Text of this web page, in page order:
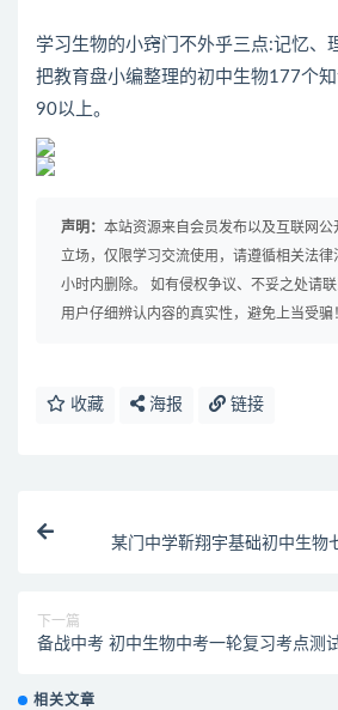
学习生物的小窍门不外乎三点:记忆、
把教育盘小编整理的初中生物177个
90以上。
声明： 本站资源来自会员发布以及互联网
立场，仅限学习交流使用，请遵循相关法
小时内删除。 如有侵权争议、不妥之处请
用户仔细辨认内容的真实性，避免上当受骗
收藏 海报 链接
某门中学靳翔宇基础初中生物
下一篇
备战中考 初中生物中考一轮复习考点测
相关文章